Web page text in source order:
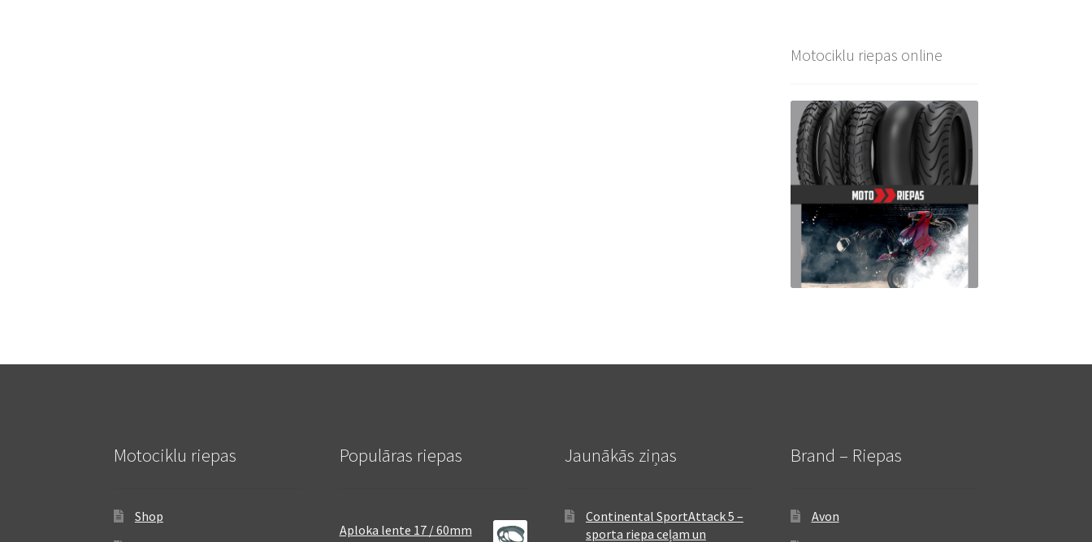
Motociklu riepas online
Motociklu riepas
Shop
Populāras riepas
Aploka lente 17 / 60mm
Jaunākās ziņas
Continental SportAttack 5 –
sporta riepa ceļam un
Brand – Riepas
Avon